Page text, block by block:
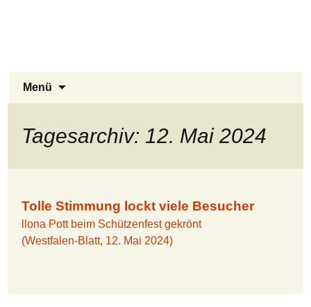
Menü
Tagesarchiv: 12. Mai 2024
Tolle Stimmung lockt viele Besucher
llona Pott beim Schützenfest gekrönt
(Westfalen-Blatt, 12. Mai 2024)